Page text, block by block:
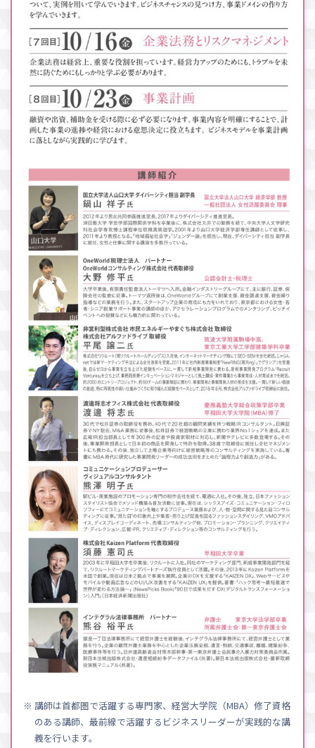
※ 講師は首都圏で活躍する専門家、経営大学院（MBA）修了資格
のある講師、最前線で活躍するビジネスリーダーが実践的な講
義を行います。